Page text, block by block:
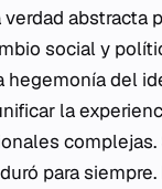
abstracta
social y
hegemonía del
la
complejas.
para